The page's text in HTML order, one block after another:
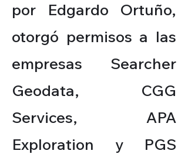
por Edgardo Ortuño,
otorgó permisos a las
empresas Searcher
Geodata, CGG
Services, APA
Exploration y PGS